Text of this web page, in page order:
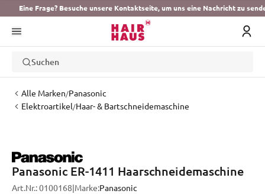
Eine Frage? Besuche unsere Kontaktseite, um uns eine Nachricht zu
Suchen
Alle Marken/Panasonic
Elektroartikel/Haar- & Bartschneidemaschine
Panasonic ER-1411 Haarschneidemaschine
Art.Nr.:0100168 Marke:Panasonic